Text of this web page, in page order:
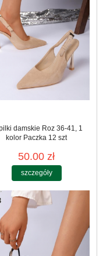
damskie Roz 36-41, 1
kolor Paczka 12 szt
50.00 zł
szczegóły